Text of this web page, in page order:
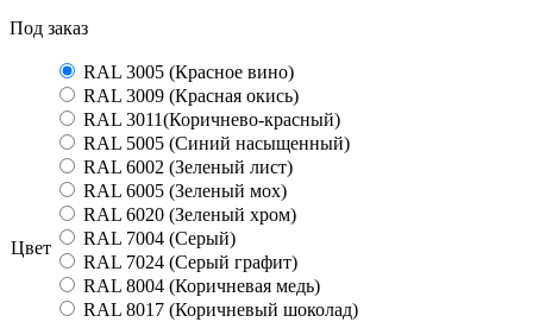
Под заказ
Цвет
RAL 3005 (Красное вино)
RAL 3009 (Красная окись)
RAL 3011(Коричнево-красный)
RAL 5005 (Синий насыщенный)
RAL 6002 (Зеленый лист)
RAL 6005 (Зеленый мох)
RAL 6020 (Зеленый хром)
RAL 7004 (Серый)
RAL 7024 (Серый графит)
RAL 8004 (Коричневая медь)
RAL 8017 (Коричневый шоколад)